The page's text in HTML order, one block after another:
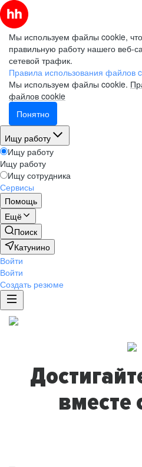
Мы используем файлы cookie,
правильную работу нашего веб-
сетевой трафик.
Правила использования файлов
Мы используем файлы cookie.
файлов cookie
Понятно
Ищу работу
Ищу работу
Ищу работу
Ищу сотрудника
Сервисы
Помощь
Ещё
Поиск
Катунино
Войти
Войти
Создать резюме
вместе